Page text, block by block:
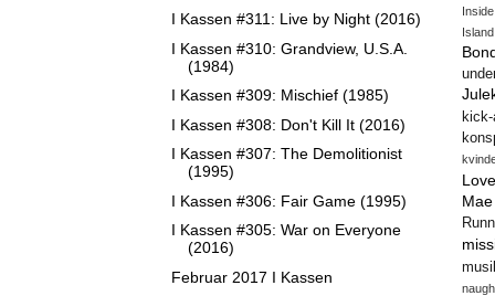
I Kassen #311: Live by Night (2016)
I Kassen #310: Grandview, U.S.A.
(1984)
I Kassen #309: Mischief (1985)
I Kassen #308: Don't Kill It (2016)
I Kassen #307: The Demolitionist
(1995)
I Kassen #306: Fair Game (1995)
I Kassen #305: War on Everyone
(2016)
Februar 2017 I Kassen
Island